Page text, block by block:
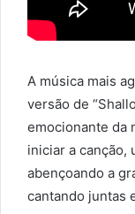
A música mais
versão de
emocionante da
iniciar a canção,
abençoando a
cantando juntas